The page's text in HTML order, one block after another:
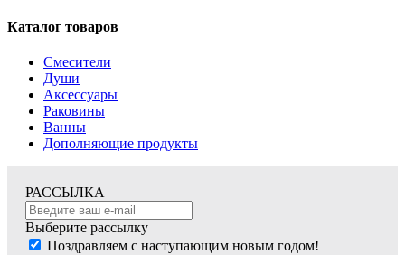
Каталог товаров
Смесители
Души
Аксессуары
Раковины
Ванны
Дополняющие продукты
РАССЫЛКА
Выберите рассылку
Поздравляем с наступающим новым годом!